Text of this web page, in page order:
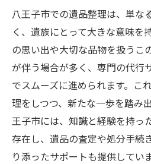
八王子市での遺品整理は、単な
く、遺族にとって大きな意味を
の思い出や大切な品物を扱うこ
が伴う場合が多く、専門の代行
でスムーズに進められます。こ
理をしつつ、新たな一歩を踏み
王子市には、知識と経験を持っ
存在し、遺品の査定や処分手続
り添ったサポートも提供してい